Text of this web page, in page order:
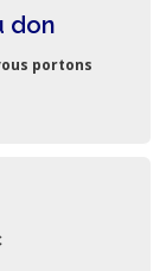
don
portons